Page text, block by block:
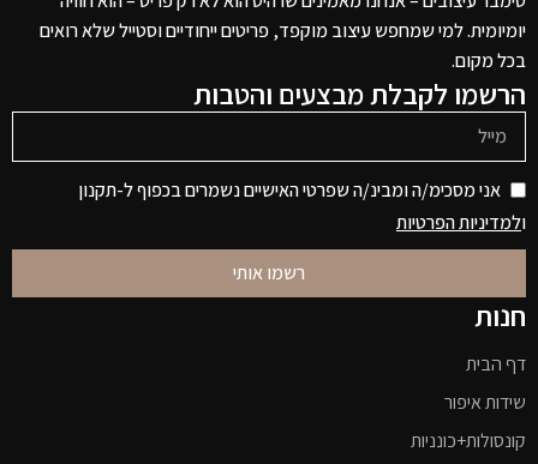
יומיומית. למי שמחפש עיצוב מוקפד, פריטים ייחודיים וסטייל שלא רואים
בכל מקום.
הרשמו לקבלת מבצעים והטבות
אני מסכימ/ה ומבינ/ה שפרטי האישיים נשמרים בכפוף ל-תקנון
ולמדיניות הפרטיות
רשמו אותי
חנות
דף הבית
שידות איפור
קונסולות+כונניות